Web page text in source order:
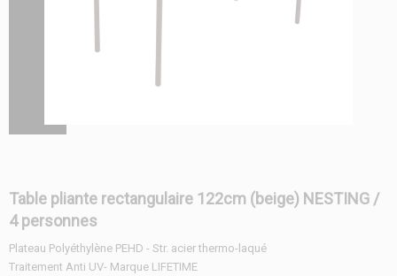
Table pliante rectangulaire 122cm (beige) NESTING /
4 personnes
Plateau Polyéthylène PEHD - Str. acier thermo-laqué
Traitement Anti UV- Marque LIFETIME